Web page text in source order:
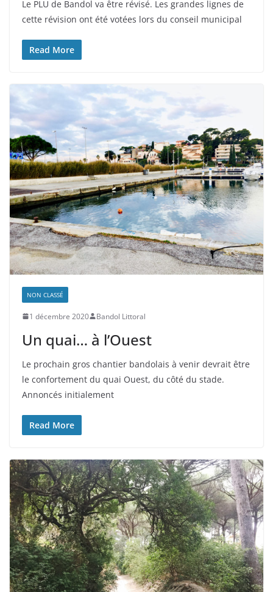
Le PLU de Bandol va être révisé. Les grandes lignes de
cette révision ont été votées lors du conseil municipal
Read More
NON CLASSÉ
1 décembre 2020 Bandol Littoral
Un quai… à l’Ouest
Le prochain gros chantier bandolais à venir devrait être
le confortement du quai Ouest, du côté du stade.
Annoncés initialement
Read More